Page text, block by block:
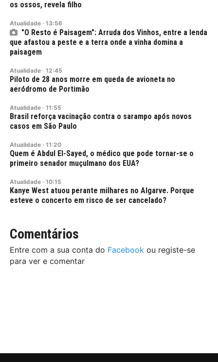
os ossos, revela filho
Atualidade · 13:56
"O Resto é Paisagem": Arruda dos Vinhos, entre a lenda
que afastou a peste e a terra onde a vinha domina a
paisagem
Atualidade · 12:45
Piloto de 28 anos morre em queda de avioneta no
aeródromo de Portimão
Atualidade · 11:55
Brasil reforça vacinação contra o sarampo após novos
casos em São Paulo
Atualidade · 11:20
Quem é Abdul El-Sayed, o médico que pode tornar-se o
primeiro senador muçulmano dos EUA?
Atualidade · 10:15
Kanye West atuou perante milhares no Algarve. Porque
esteve o concerto em risco de ser cancelado?
Comentários
Entre com a sua conta do Facebook ou registe-se
para ver e comentar